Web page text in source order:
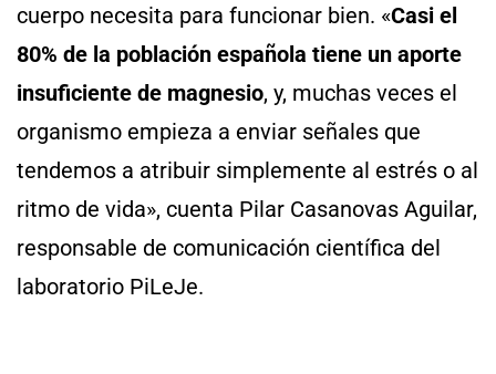
cuerpo necesita para funcionar bien. «Casi el
80% de la población española tiene un aporte
insuficiente de magnesio, y, muchas veces el
organismo empieza a enviar señales que
tendemos a atribuir simplemente al estrés o al
ritmo de vida», cuenta Pilar Casanovas Aguilar,
responsable de comunicación científica del
laboratorio PiLeJe.